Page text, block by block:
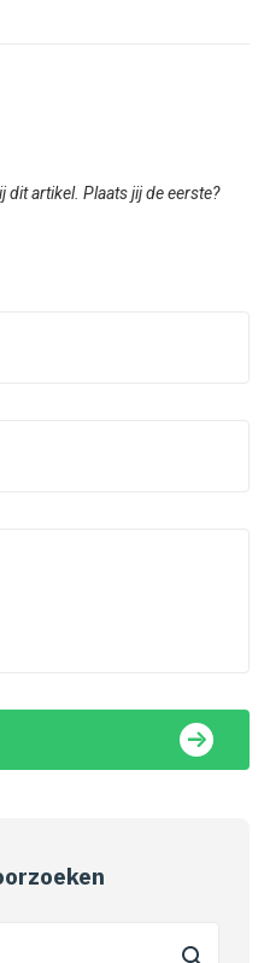
artikel. Plaats jij de eerste?